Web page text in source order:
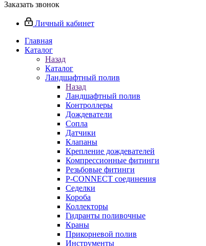
Заказать звонок
Личный кабинет
Главная
Каталог
Назад
Каталог
Ландшафтный полив
Назад
Ландшафтный полив
Контроллеры
Дождеватели
Сопла
Датчики
Клапаны
Крепление дождевателей
Компрессионные фитинги
Резьбовые фитинги
P-CONNECT соединения
Седелки
Короба
Коллекторы
Гидранты поливочные
Краны
Прикорневой полив
Инструменты